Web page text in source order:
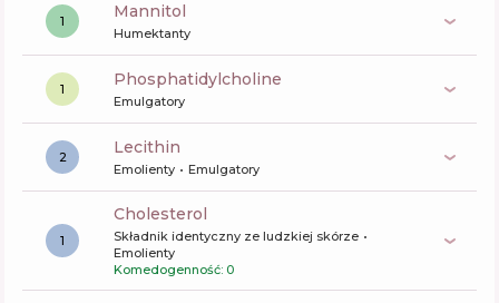
1 mannitol
Humektanty
1 phosphatidylcholine
Emulgatory
2 lecithin
Emolienty Emulgatory
1
cholesterol
Składnik identyczny ze ludzkiej skórze
Emolienty
Komedogenność: 0